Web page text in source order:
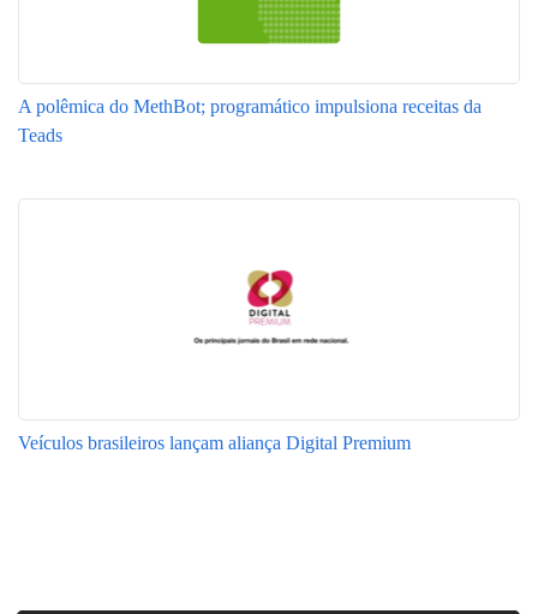
A polêmica do MethBot; programático impulsiona receitas da
Teads
Veículos brasileiros lançam aliança Digital Premium